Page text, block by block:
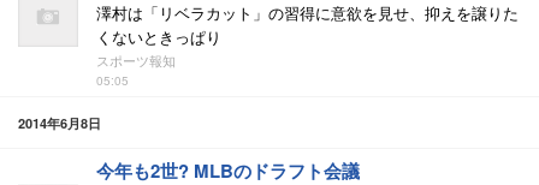
澤村は「リベラカット」の習得に意欲を見せ、抑えを譲りた
くないときっぱり
スポーツ報知
05:05
2014年6月8日
今年も2世? MLBのドラフト会議